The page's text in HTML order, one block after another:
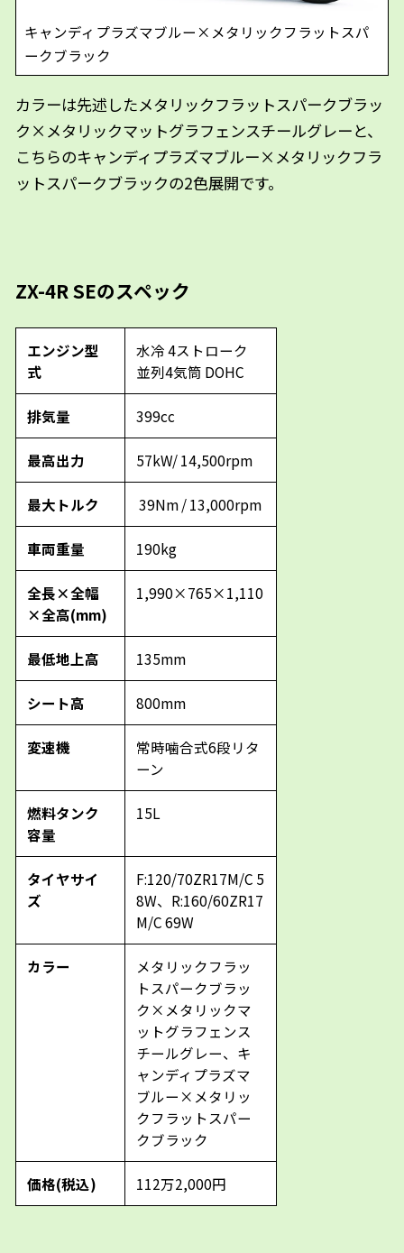
キャンディプラズマブルー×メタリックフラットスパ
ークブラック
カラーは先述したメタリックフラットスパークブラッ
ク×メタリックマットグラフェンスチールグレーと、
こちらのキャンディプラズマブルー×メタリックフラ
ットスパークブラックの2色展開です。
ZX-4R SEのスペック
エンジン型
式
水冷 4ストローク
並列4気筒 DOHC
排気量 399cc
最高出力 57kW/ 14,500rpm
最大トルク 39Nm / 13,000rpm
車両重量 190kg
全長×全幅
×全高(mm)
1,990×765×1,110
最低地上高 135mm
シート高 800mm
変速機
常時噛合式6段リタ
ーン
燃料タンク
容量
15L
タイヤサイ
ズ
F:120/70ZR17M/C 5
8W、R:160/60ZR17
M/C 69W
カラー
メタリックフラッ
トスパークブラッ
ク×メタリックマ
ットグラフェンス
チールグレー、キ
ャンディプラズマ
ブルー×メタリッ
クフラットスパー
クブラック
価格(税込) 112万2,000円